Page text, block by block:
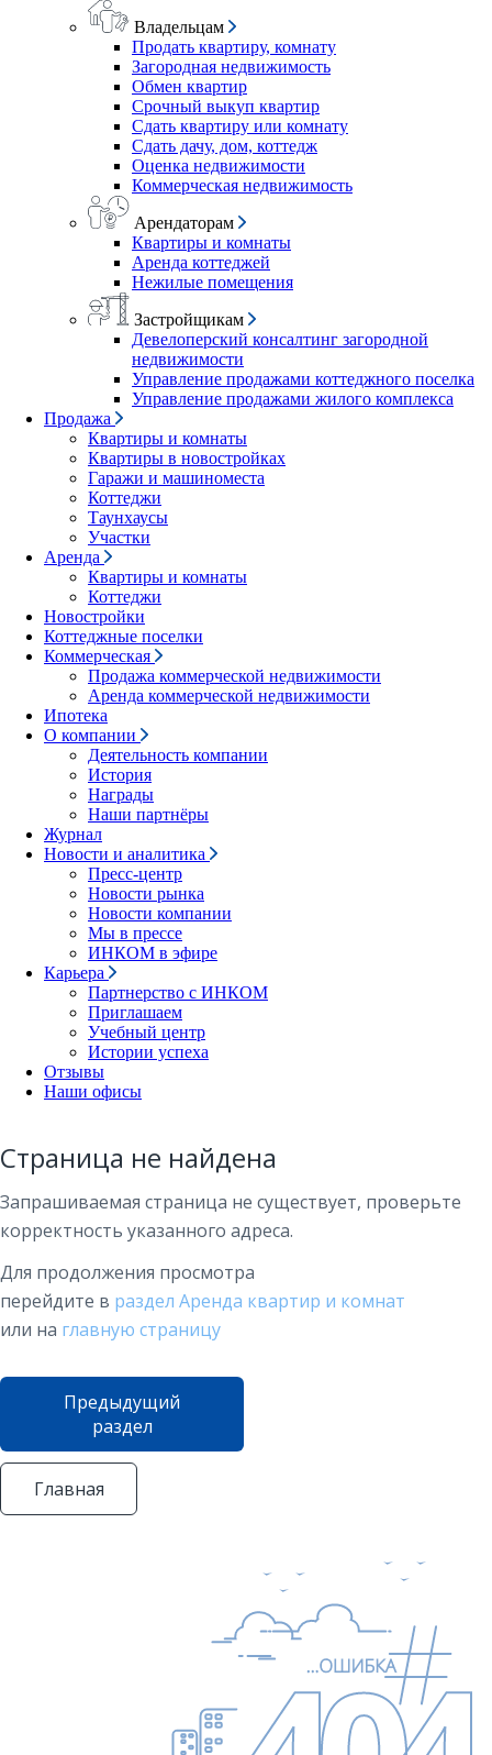
Владельцам
Продать квартиру, комнату
Загородная недвижимость
Обмен квартир
Срочный выкуп квартир
Сдать квартиру или комнату
Сдать дачу, дом, коттедж
Оценка недвижимости
Коммерческая недвижимость
Арендаторам
Квартиры и комнаты
Аренда коттеджей
Нежилые помещения
Застройщикам
Девелоперский консалтинг загородной
недвижимости
Управление продажами коттеджного поселка
Управление продажами жилого комплекса
Продажа
Квартиры и комнаты
Квартиры в новостройках
Гаражи и машиноместа
Коттеджи
Таунхаусы
Участки
Аренда
Квартиры и комнаты
Коттеджи
Новостройки
Коттеджные поселки
Коммерческая
Продажа коммерческой недвижимости
Аренда коммерческой недвижимости
Ипотека
О компании
Деятельность компании
История
Награды
Наши партнёры
Журнал
Новости и аналитика
Пресс-центр
Новости рынка
Новости компании
Мы в прессе
ИНКОМ в эфире
Карьера
Партнерство с ИНКОМ
Приглашаем
Учебный центр
Истории успеха
Отзывы
Наши офисы
Страница не найдена
Запрашиваемая страница не существует, проверьте
корректность указанного адреса.
Для продолжения просмотра
перейдите в раздел Аренда квартир и комнат
или на главную страницу
Предыдущий
раздел
Главная